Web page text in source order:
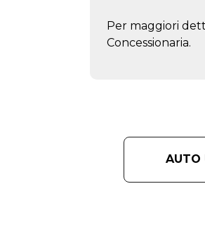
Per maggiori
Concessionaria.
AUTO